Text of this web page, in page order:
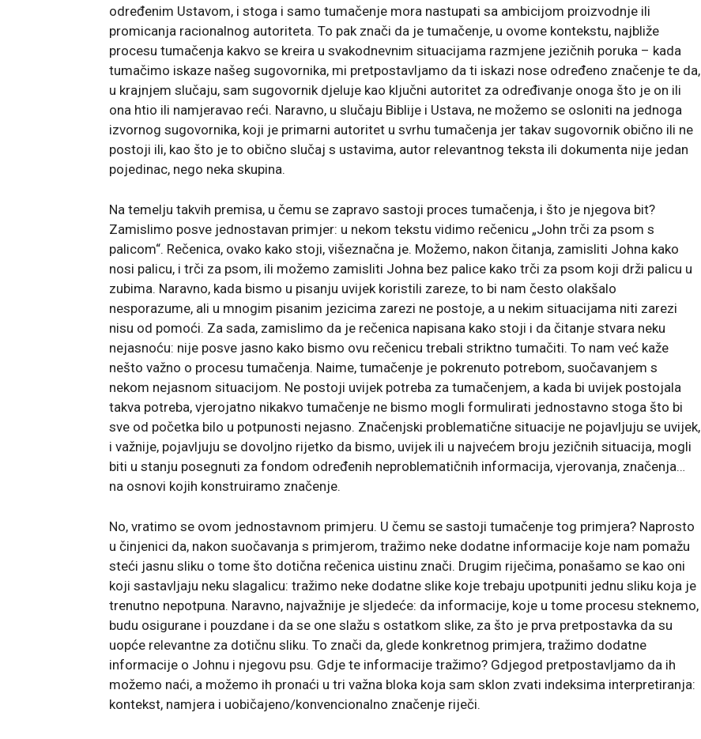
određenim Ustavom, i stoga i samo tumačenje mora nastupati sa ambicijom proizvodnje ili
promicanja racionalnog autoriteta. To pak znači da je tumačenje, u ovome kontekstu, najbliže
procesu tumačenja kakvo se kreira u svakodnevnim situacijama razmjene jezičnih poruka – kada
tumačimo iskaze našeg sugovornika, mi pretpostavljamo da ti iskazi nose određeno značenje te da,
u krajnjem slučaju, sam sugovornik djeluje kao ključni autoritet za određivanje onoga što je on ili
ona htio ili namjeravao reći. Naravno, u slučaju Biblije i Ustava, ne možemo se osloniti na jednoga
izvornog sugovornika, koji je primarni autoritet u svrhu tumačenja jer takav sugovornik obično ili ne
postoji ili, kao što je to obično slučaj s ustavima, autor relevantnog teksta ili dokumenta nije jedan
pojedinac, nego neka skupina.
Na temelju takvih premisa, u čemu se zapravo sastoji proces tumačenja, i što je njegova bit?
Zamislimo posve jednostavan primjer: u nekom tekstu vidimo rečenicu „John trči za psom s
palicom“. Rečenica, ovako kako stoji, višeznačna je. Možemo, nakon čitanja, zamisliti Johna kako
nosi palicu, i trči za psom, ili možemo zamisliti Johna bez palice kako trči za psom koji drži palicu u
zubima. Naravno, kada bismo u pisanju uvijek koristili zareze, to bi nam često olakšalo
nesporazume, ali u mnogim pisanim jezicima zarezi ne postoje, a u nekim situacijama niti zarezi
nisu od pomoći. Za sada, zamislimo da je rečenica napisana kako stoji i da čitanje stvara neku
nejasnoću: nije posve jasno kako bismo ovu rečenicu trebali striktno tumačiti. To nam već kaže
nešto važno o procesu tumačenja. Naime, tumačenje je pokrenuto potrebom, suočavanjem s
nekom nejasnom situacijom. Ne postoji uvijek potreba za tumačenjem, a kada bi uvijek postojala
takva potreba, vjerojatno nikakvo tumačenje ne bismo mogli formulirati jednostavno stoga što bi
sve od početka bilo u potpunosti nejasno. Značenjski problematične situacije ne pojavljuju se uvijek,
i važnije, pojavljuju se dovoljno rijetko da bismo, uvijek ili u najvećem broju jezičnih situacija, mogli
biti u stanju posegnuti za fondom određenih neproblematičnih informacija, vjerovanja, značenja…
na osnovi kojih konstruiramo značenje.
No, vratimo se ovom jednostavnom primjeru. U čemu se sastoji tumačenje tog primjera? Naprosto
u činjenici da, nakon suočavanja s primjerom, tražimo neke dodatne informacije koje nam pomažu
steći jasnu sliku o tome što dotična rečenica uistinu znači. Drugim riječima, ponašamo se kao oni
koji sastavljaju neku slagalicu: tražimo neke dodatne slike koje trebaju upotpuniti jednu sliku koja je
trenutno nepotpuna. Naravno, najvažnije je sljedeće: da informacije, koje u tome procesu steknemo,
budu osigurane i pouzdane i da se one slažu s ostatkom slike, za što je prva pretpostavka da su
uopće relevantne za dotičnu sliku. To znači da, glede konkretnog primjera, tražimo dodatne
informacije o Johnu i njegovu psu. Gdje te informacije tražimo? Gdjegod pretpostavljamo da ih
možemo naći, a možemo ih pronaći u tri važna bloka koja sam sklon zvati indeksima interpretiranja:
kontekst, namjera i uobičajeno/konvencionalno značenje riječi.